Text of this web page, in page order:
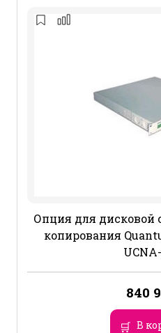
Опция для дисковой
копирования
840
В